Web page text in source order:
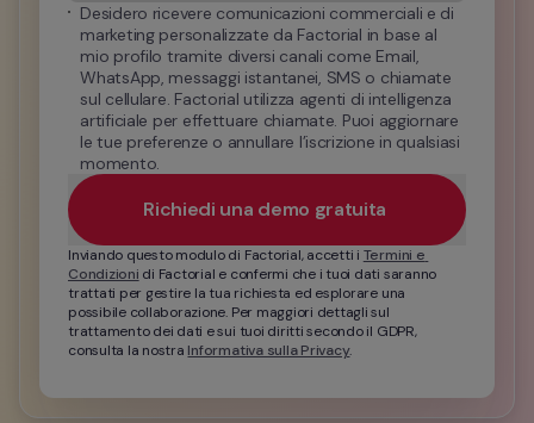
Desidero ricevere comunicazioni commerciali e di
marketing personalizzate da Factorial in base al
mio profilo tramite diversi canali come Email,
WhatsApp, messaggi istantanei, SMS o chiamate
sul cellulare. Factorial utilizza agenti di intelligenza
artificiale per effettuare chiamate. Puoi aggiornare
le tue preferenze o annullare l’iscrizione in qualsiasi
momento.
Inviando questo modulo di Factorial, accetti i Termini e
Condizioni di Factorial e confermi che i tuoi dati saranno
trattati per gestire la tua richiesta ed esplorare una
possibile collaborazione. Per maggiori dettagli sul
trattamento dei dati e sui tuoi diritti secondo il GDPR,
consulta la nostra Informativa sulla Privacy.